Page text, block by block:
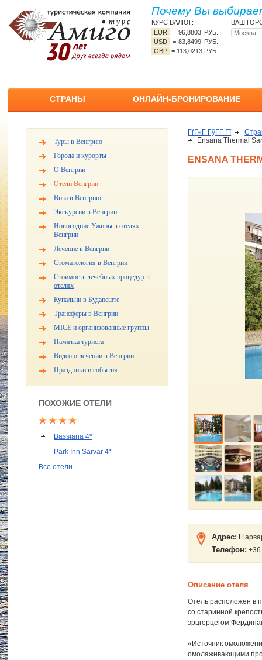
Почему Вы
КУРС ВАЛЮТ:
EUR
=96,8803 РУБ.
USD
=83,8499 РУБ.
GBP = 113,0213 РУБ.
ВАШ
СТРАНЫ ОНЛАЙН-БРОНИРОВАНИЕ
Туры в Венгрию
Города и курорты
О Венгрии
Отели Венгрии
Виза в Венгрию
Экскурсии в Венгрии
Новогодние Ужины в отелях
Венгрии
Лечение в Венгрии
Стоматология в Венгрии
Стоимость лечебных процедур в
отелях
Купальни в Будапеште
Трансферы в Венгрии
MICE и организованные группы
Памятка туриста
Видео о лечении в Венгрии
Праздники и события
ПОХОЖИЕ ОТЕЛИ
Bassiana 4*
Park Inn Sarvar 4*
Все отели
ГѓГ«Г ГўГ­Г Гї
Ensana Thermal
ENSANA
Адрес:
Телефон:
Описание отеля
Отель расположен в
со старинной
эрцгерцегом
«Источник
омолаживающими